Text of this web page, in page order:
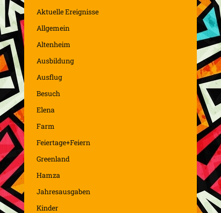
Aktuelle Ereignisse
Allgemein
Altenheim
Ausbildung
Ausflug
Besuch
Elena
Farm
Feiertage+Feiern
Greenland
Hamza
Jahresausgaben
Kinder